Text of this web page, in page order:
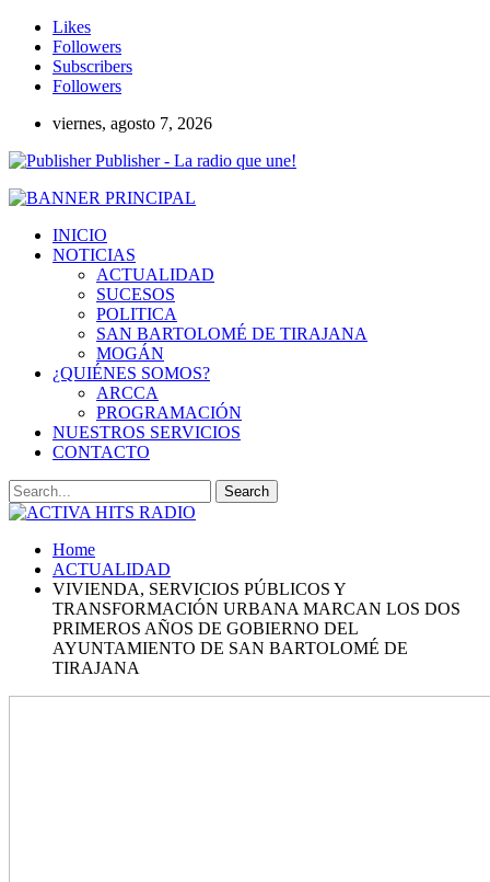
Likes
Followers
Subscribers
Followers
viernes, agosto 7, 2026
Publisher - La radio que une!
INICIO
NOTICIAS
ACTUALIDAD
SUCESOS
POLITICA
SAN BARTOLOMÉ DE TIRAJANA
MOGÁN
¿QUIÉNES SOMOS?
ARCCA
PROGRAMACIÓN
NUESTROS SERVICIOS
CONTACTO
Home
ACTUALIDAD
VIVIENDA, SERVICIOS PÚBLICOS Y
TRANSFORMACIÓN URBANA MARCAN LOS DOS
PRIMEROS AÑOS DE GOBIERNO DEL
AYUNTAMIENTO DE SAN BARTOLOMÉ DE
TIRAJANA